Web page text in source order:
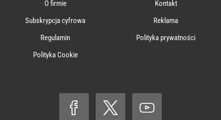
O firmie
Kontakt
Subskrypcja cyfrowa
Reklama
Regulamin
Polityka prywatności
Polityka Cookie